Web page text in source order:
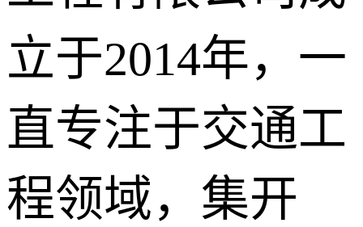
立于2014年，一
直专注于交通工
程领域，集开